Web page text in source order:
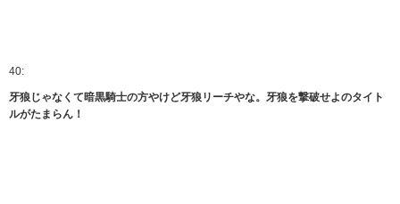
40:
牙狼じゃなくて暗黒騎士の方やけど牙狼リーチやな。牙狼を撃破せよのタイト
ルがたまらん！